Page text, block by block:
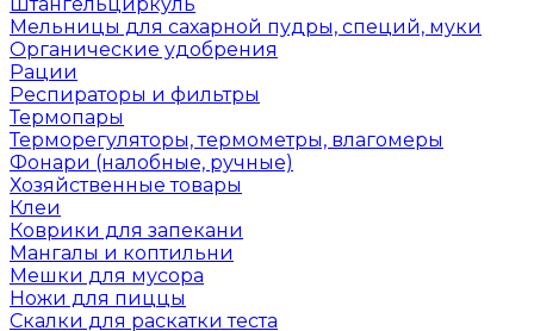
Мельницы для сахарной пудры, специй, муки
Органические удобрения
Рации
Респираторы и фильтры
Термопары
Терморегуляторы, термометры, влагомеры
Фонари (налобные, ручные)
Хозяйственные товары
Клеи
Коврики для запекани
Мангалы и коптильни
Мешки для мусора
Ножи для пиццы
Скалки для раскатки теста